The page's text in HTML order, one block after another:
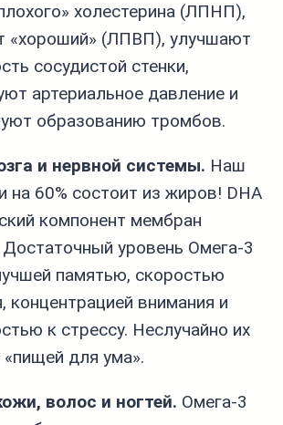
холестерина (ЛПНП),
«хороший» (ЛПВП), улучшают
сосудистой стенки,
артериальное давление и
образованию тромбов.
и нервной системы. Наш
на 60% состоит из жиров! DHA
компонент мембран
уровень Омега‑3
памятью, скоростью
концентрацией внимания и
к стрессу. Неслучайно их
для ума».
волос и ногтей. Омега‑3